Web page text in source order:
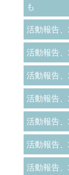
も
活動報告
活動報告
活動報告
活動報告
活動報告
活動報告
活動報告